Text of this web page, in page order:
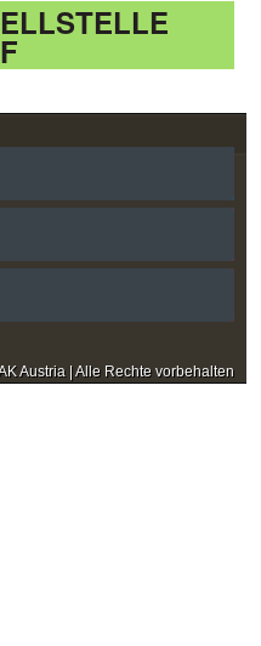
Austria | Alle Rechte vorbehalten